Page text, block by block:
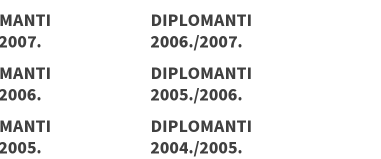
DIPLOMANTI
2006./2007.
DIPLOMANTI
2005./2006.
DIPLOMANTI
2004./2005.